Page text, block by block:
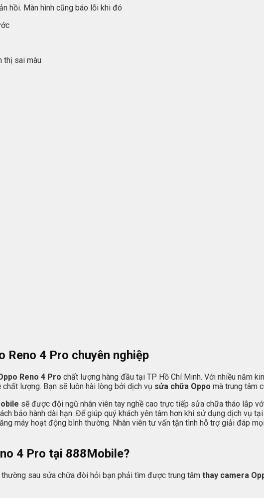
hồi. Màn hình cũng báo lỗi khi đó
thị sai màu
Reno 4 Pro chuyên nghiệp
Reno 4 Pro chất lượng hàng đầu tại TP Hồ Chí Minh. Với nhiều năm
lượng. Bạn sẽ luôn hài lòng bởi dịch vụ sửa chữa Oppo mà trung tâm
sẽ được đội ngũ nhân viên tay nghề cao trực tiếp sửa chữa tháo lắp
bảo hành dài hạn. Để giúp quý khách yên tâm hơn khi sử dụng dịch vụ
máy hoạt động bình thường. Nhân viên tư vấn tận tình hỗ trợ giải đáp
4 Pro tại 888Mobile?
sau sửa chữa đòi hỏi bạn phải tìm được trung tâm thay camera